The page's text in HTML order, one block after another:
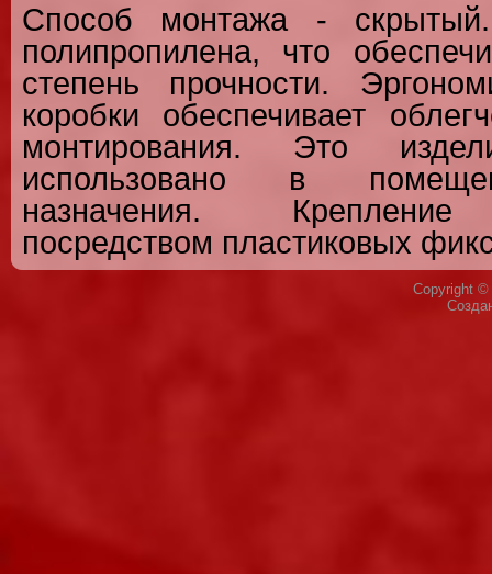
Способ монтажа -
полипропилена, что
степень прочности.
коробки обеспечивает
монтирования. Это
использовано в
назначения. Крепление
посредством пластиковых
Copyright